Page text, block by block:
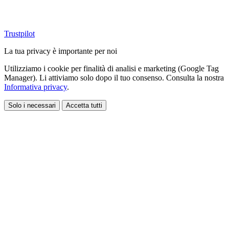
Trustpilot
La tua privacy è importante per noi
Utilizziamo i cookie per finalità di analisi e marketing (Google Tag
Manager). Li attiviamo solo dopo il tuo consenso. Consulta la nostra
Informativa privacy.
Solo i necessari Accetta tutti